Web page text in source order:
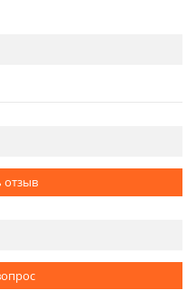
отзыв